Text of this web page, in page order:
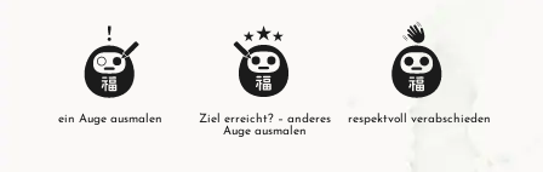
ein Auge ausmalen
Ziel erreicht? – anderes
Auge ausmalen
respektvoll verabschieden